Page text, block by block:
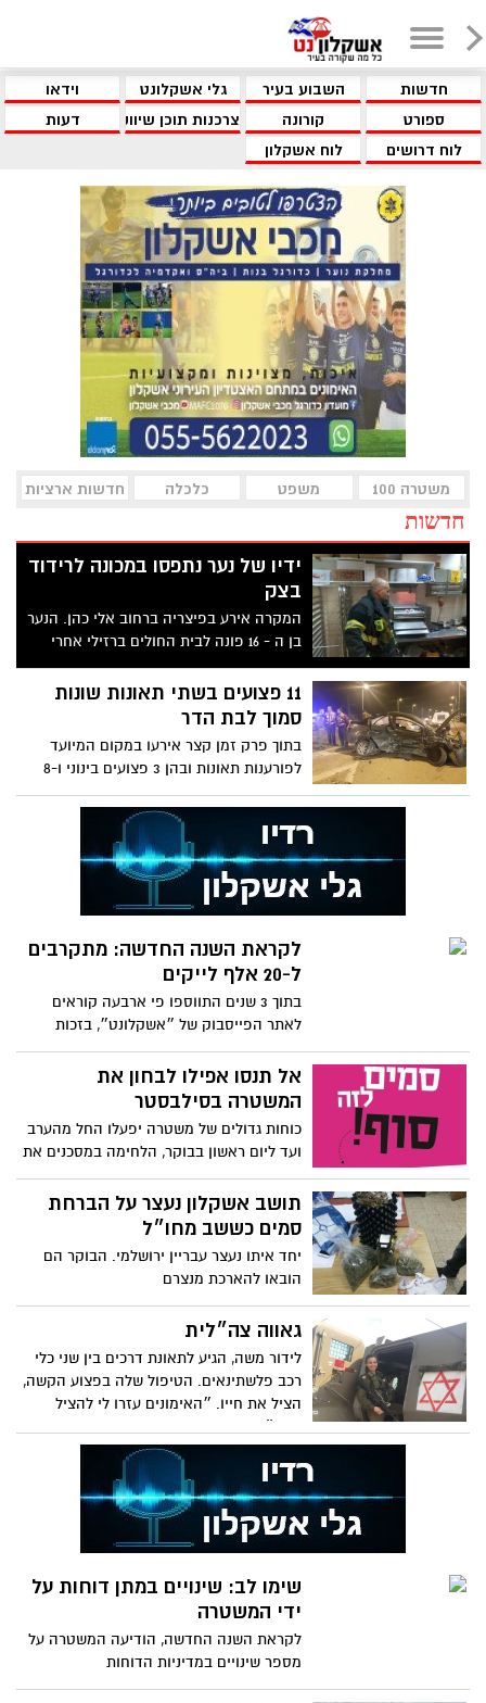
חדשות השבוע בעיר גלי אשקלונט
וידאו
ספורט
קורונה צרכנות תוכן שיווקי
דעות
לוח דרושים
לוח אשקלון
משטרה 100 משפט כלכלה חדשות ארציות
חדשות
ידיו של נער נתפסו במכונה לרידוד
בצק
המקרה אירע בפיצריה ברחוב אלי כהן. הנער
בן ה - 16 פונה לבית החולים ברזילי אחרי
שכיבוי אש הצליחו לחלץ את ידיו מהמכונה
11 פצועים בשתי תאונות שונות
סמוך לבת הדר
בתוך פרק זמן קצר אירעו במקום המיועד
לפורענות תאונות ובהן 3 פצועים בינוני ו-8
באורח קל
לקראת השנה החדשה: מתקרבים
ל-20 אלף לייקים
בתוך 3 שנים התווספו פי ארבעה קוראים
לאתר הפייסבוק של ״אשקלונט״, בזכות
הבאת ידיעות ראשוניות ועדכון חדשותי 24
שעות ביממה. לכם אנו אומרים, תודה רבה
אל תנסו אפילו לבחון את
המשטרה בסילבסטר
כוחות גדולים של משטרה יפעלו החל מהערב
ועד ליום ראשון בבוקר, הלחימה במסכנים את
שלום הציבור. מקומית הבילוי יהיו יעד עיקרי
תמניעת נהיגה בשכרות ושימוש בסמים.
תתחילו לחשוב אם אתם רוצים לבלות או
תושב אשקלון נעצר על הברחת
סמים כששב מחו״ל
יחד איתו נעצר עבריין ירושלמי. הבוקר הם
הובאו להארכת מנצרם
גאווה צה״לית
לידור משה, הגיע לתאונת דרכים בין שני כלי
רכב פלשתינאים. הטיפול שלה בפצוע הקשה,
הציל את חייו. ״האימונים עזרו לי להציל
אותו״
שימו לב: שינויים במתן דוחות על
ידי המשטרה
לקראת השנה החדשה, הודיעה המשטרה על
מספר שינויים במדיניות הדוחות